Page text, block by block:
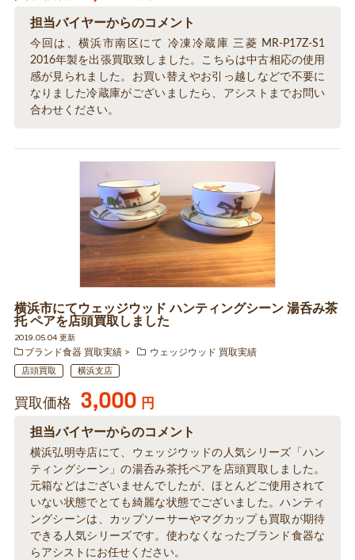
担当バイヤーからのコメント
今回は、横浜市南区にて 冷凍冷蔵庫 三菱 MR-P17Z-S1
2016年製を出張買取致しました。こちらは中古相応の使用
感が見られました。お買い替えやお引っ越しなどで不要に
なりました冷蔵庫がございましたら、アシストまでお問い
合わせください。
横浜市にてウェッジウッド ハンティングシーン 湯呑み茶
托 ペアを店頭買取しました
2019.05.04 更新
ブランド食器 買取実績
ウェッジウッド 買取実績
店頭買取 横浜支店
買取価格 3,000 円
担当バイヤーからのコメント
横浜弘明寺店にて、ウェッジウッドの人気シリーズ「ハン
ティングシーン」の湯呑み茶托ペアを店頭買取しました。
元箱などはございませんでしたが、ほとんどご使用されて
いない状態でとても綺麗な状態でございました。ハンティ
ングシーンは、カップソーサーやマグカップも買取が期待
できる人気シリーズです。使わなくなったブランド食器な
らアシストにお任せください。